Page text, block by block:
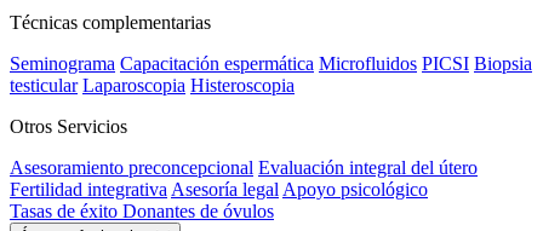
Técnicas complementarias
Seminograma Capacitación espermática Microfluidos PICSI Biopsia
testicular Laparoscopia Histeroscopia
Otros Servicios
Asesoramiento preconcepcional Evaluación integral del útero
Fertilidad integrativa Asesoría legal Apoyo psicológico
Tasas de éxito Donantes de óvulos